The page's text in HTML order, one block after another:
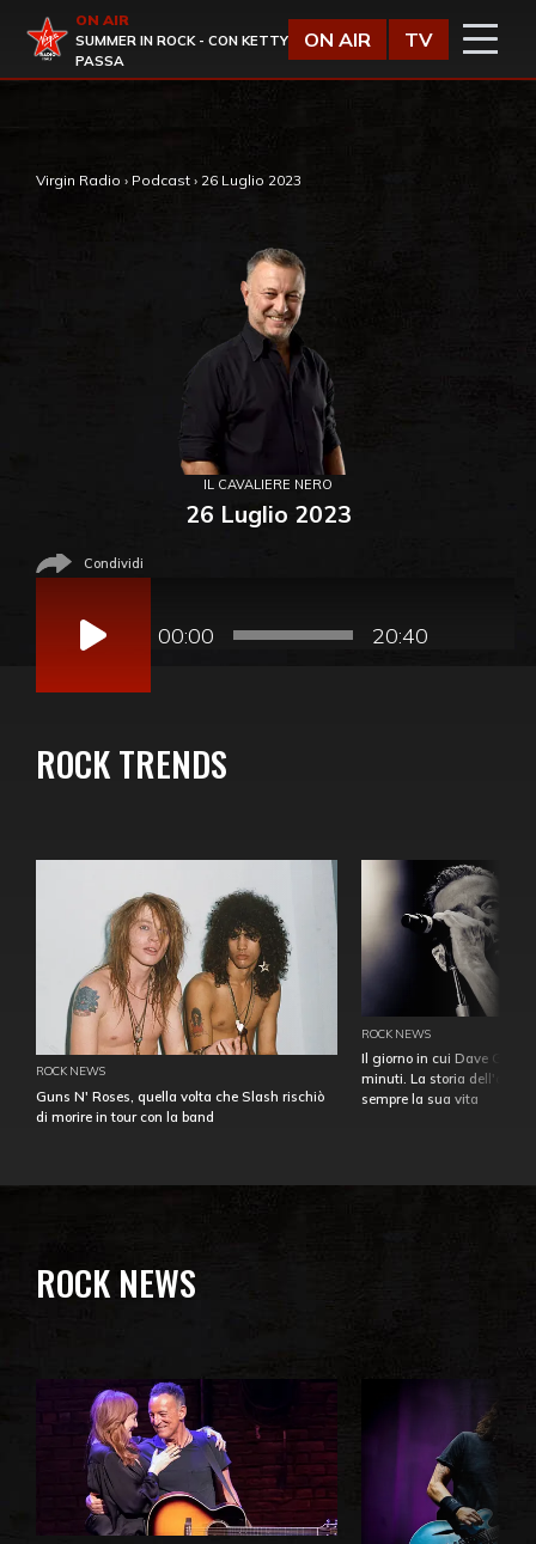
Virgin Radio
ON AIR
SUMMER IN ROCK - CON KETTY
PASSA
ON AIR TV
Virgin Radio › Podcast › 26 Luglio 2023
IL CAVALIERE NERO
26 Luglio 2023
Condividi
00:00 20:40
ROCK TRENDS
ROCK NEWS
Guns N' Roses, quella volta che Slash rischiò
di morire in tour con la band
ROCK NEWS
Il giorno in cui Dave
minuti. La storia
sempre la sua vita
ROCK NEWS